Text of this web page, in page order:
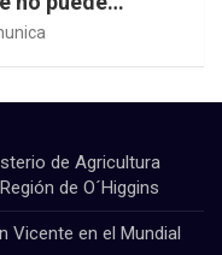
de Agricultura
de O´Higgins
Vicente en el Mundial